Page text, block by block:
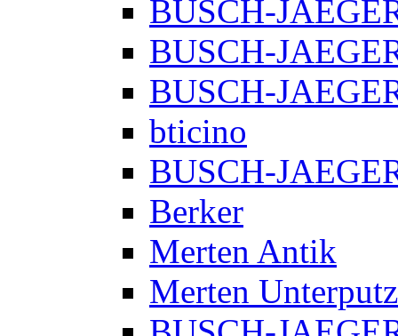
BUSCH-
BUSCH-
BUSCH-
bticino
BUSCH-
Berker
Merten Antik
Merten